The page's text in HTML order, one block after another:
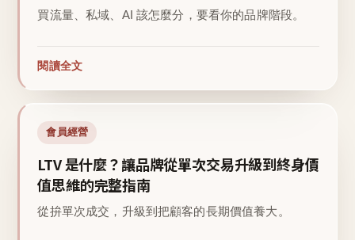
買流量、私域、AI 該怎麼分，要看你的品牌階段。
閱讀全文
會員經營
LTV 是什麼？讓品牌從單次交易升級到終身價
值思維的完整指南
從拚單次成交，升級到把顧客的長期價值養大。